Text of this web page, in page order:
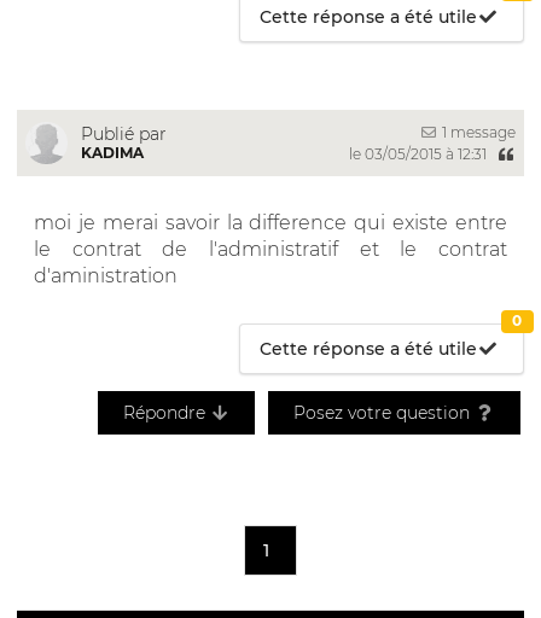
Cette réponse a été utile
Publié par
KADIMA
1 message
le 03/05/2015 à 12:31
moi je merai savoir la difference qui existe entre
le contrat de l'administratif et le contrat
d'aministration
Cette réponse a été utile
0
Répondre Posez votre question
1